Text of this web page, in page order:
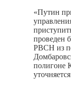
«Путин
проведен
РВСН из
полигоне